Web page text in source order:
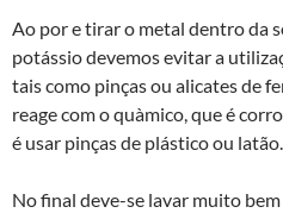
Ao por e tirar o metal dentro da
potássio devemos evitar a
tais como pinças ou alicates de
reage com o quà­mico, que é
é usar pinças de plástico ou latão.
No final deve-se lavar muito